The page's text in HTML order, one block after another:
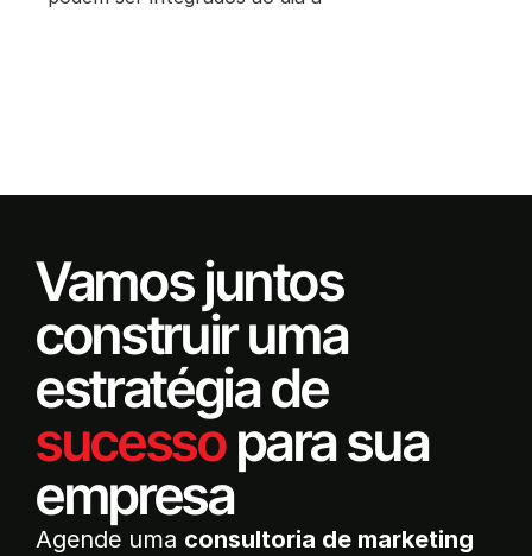
Vamos juntos
construir uma
estratégia de
sucessopara sua
empresa
Agende uma consultoria de marketing